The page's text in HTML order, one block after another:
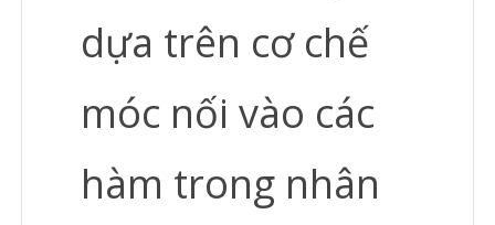
dựa trên cơ chế
móc nối vào các
hàm trong nhân